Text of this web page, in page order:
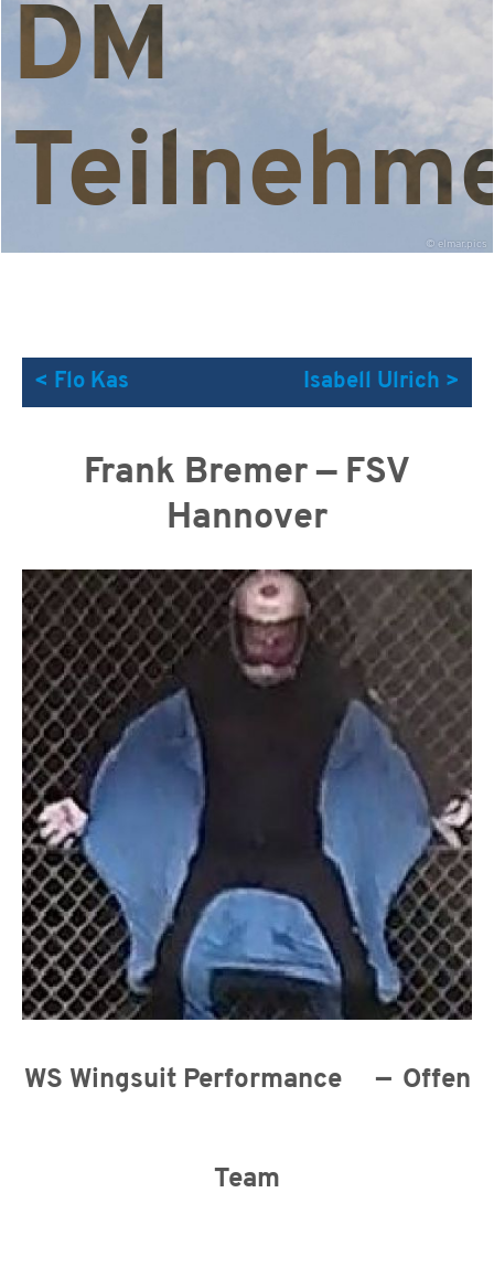
DM
© elmar.pics
< Flo Kas Isabell Ulrich >
Frank Bremer — FSV
Hannover
WS Wingsuit Performance Offen
Team